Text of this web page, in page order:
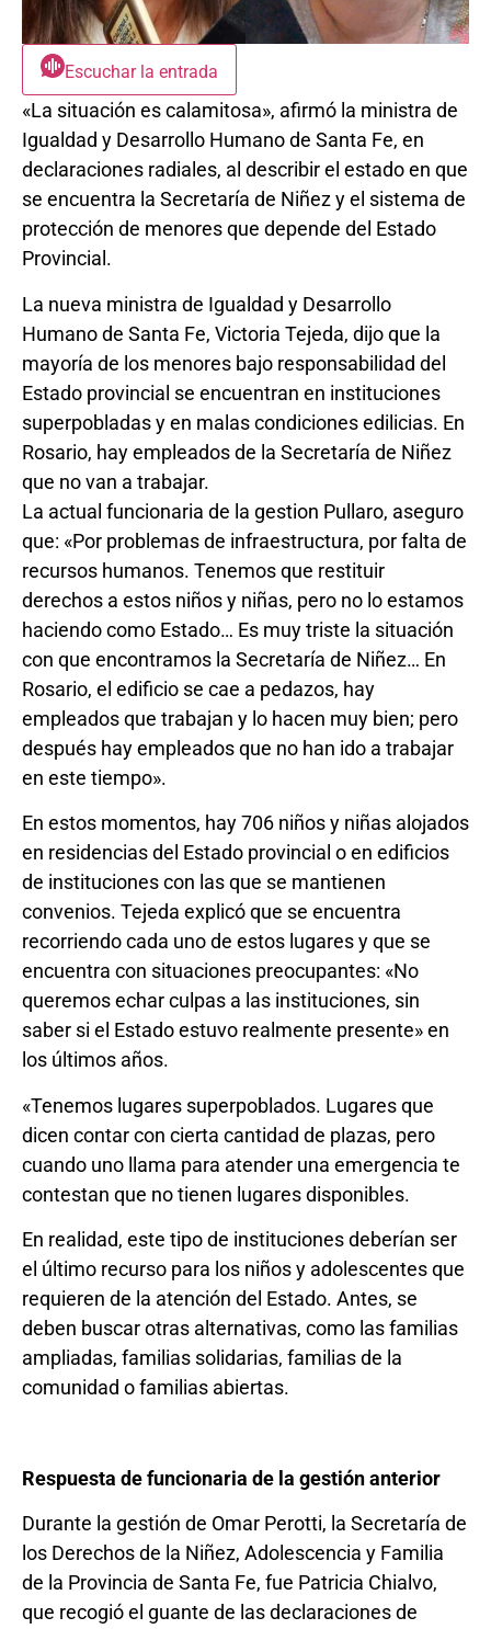
Escuchar la entrada
«La situación es calamitosa», afirmó la ministra de
Igualdad y Desarrollo Humano de Santa Fe, en
declaraciones radiales, al describir el estado en que
se encuentra la Secretaría de Niñez y el sistema de
protección de menores que depende del Estado
Provincial.
La nueva ministra de Igualdad y Desarrollo
Humano de Santa Fe, Victoria Tejeda, dijo que la
mayoría de los menores bajo responsabilidad del
Estado provincial se encuentran en instituciones
superpobladas y en malas condiciones edilicias. En
Rosario, hay empleados de la Secretaría de Niñez
que no van a trabajar.
La actual funcionaria de la gestion Pullaro, aseguro
que: «Por problemas de infraestructura, por falta de
recursos humanos. Tenemos que restituir
derechos a estos niños y niñas, pero no lo estamos
haciendo como Estado… Es muy triste la situación
con que encontramos la Secretaría de Niñez… En
Rosario, el edificio se cae a pedazos, hay
empleados que trabajan y lo hacen muy bien; pero
después hay empleados que no han ido a trabajar
en este tiempo».
En estos momentos, hay 706 niños y niñas alojados
en residencias del Estado provincial o en edificios
de instituciones con las que se mantienen
convenios. Tejeda explicó que se encuentra
recorriendo cada uno de estos lugares y que se
encuentra con situaciones preocupantes: «No
queremos echar culpas a las instituciones, sin
saber si el Estado estuvo realmente presente» en
los últimos años.
«Tenemos lugares superpoblados. Lugares que
dicen contar con cierta cantidad de plazas, pero
cuando uno llama para atender una emergencia te
contestan que no tienen lugares disponibles.
En realidad, este tipo de instituciones deberían ser
el último recurso para los niños y adolescentes que
requieren de la atención del Estado. Antes, se
deben buscar otras alternativas, como las familias
ampliadas, familias solidarias, familias de la
comunidad o familias abiertas.
Respuesta de funcionaria de la gestión anterior
Durante la gestión de Omar Perotti, la Secretaría de
los Derechos de la Niñez, Adolescencia y Familia
de la Provincia de Santa Fe, fue Patricia Chialvo,
que recogió el guante de las declaraciones de